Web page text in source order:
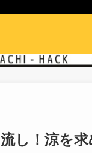
し！涼を求